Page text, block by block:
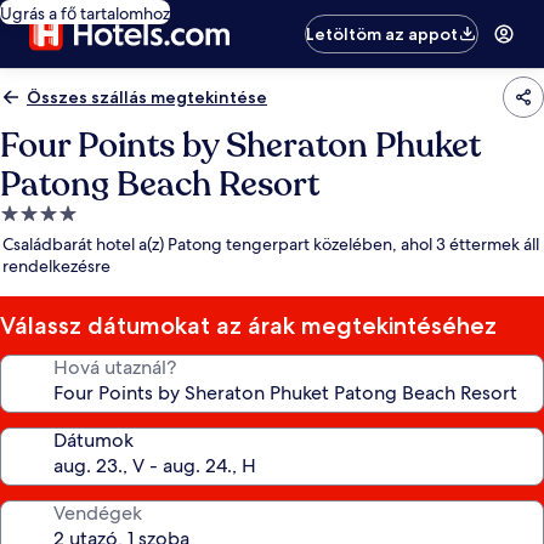
Ugrás a fő tartalomhoz
Letöltöm az appot
Összes szállás megtekintése
Four Points by Sheraton Phuket
Patong Beach Resort
4.0
csillagos
szálláshely
Családbarát hotel a(z) Patong tengerpart közelében, ahol 3 éttermek áll
rendelkezésre
Válassz dátumokat az árak megtekintéséhez
Hová utaznál?
Dátumok
Vendégek